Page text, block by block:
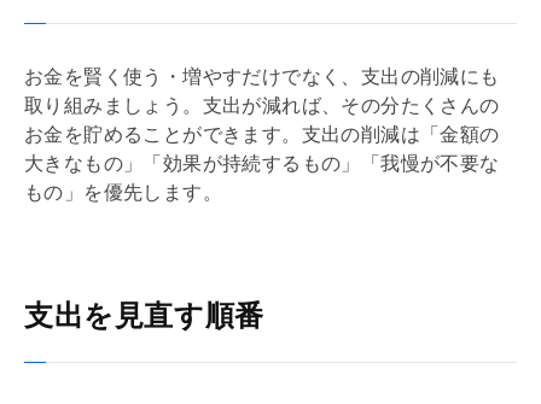
お金を賢く使う・増やすだけでなく、支出の削減にも
取り組みましょう。支出が減れば、その分たくさんの
お金を貯めることができます。支出の削減は「金額の
大きなもの」「効果が持続するもの」「我慢が不要な
もの」を優先します。
支出を見直す順番